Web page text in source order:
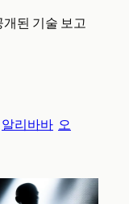
된 기술 보고
알리바바 오